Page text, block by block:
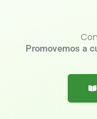
Promovemos a